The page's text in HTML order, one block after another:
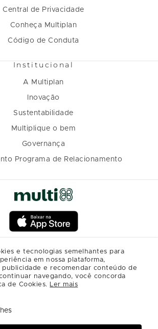
Central de Privacidade
Conheça Multiplan
Código de Conduta
Institucional
A Multiplan
Inovação
Sustentabilidade
Multiplique o bem
Governança
Programa de Relacionamento
e tecnologias semelhantes para
em nossa plataforma,
publicidade e recomendar conteúdo de
navegando, você concorda
de Cookies. Ler mais